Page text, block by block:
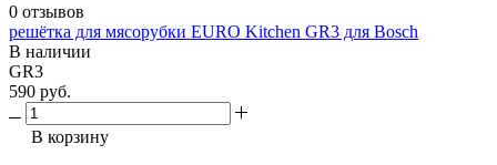
0 отзывов
решётка для мясорубки EURO Kitchen GR3 для Bosch
В наличии
GR3
590 руб.
В корзину